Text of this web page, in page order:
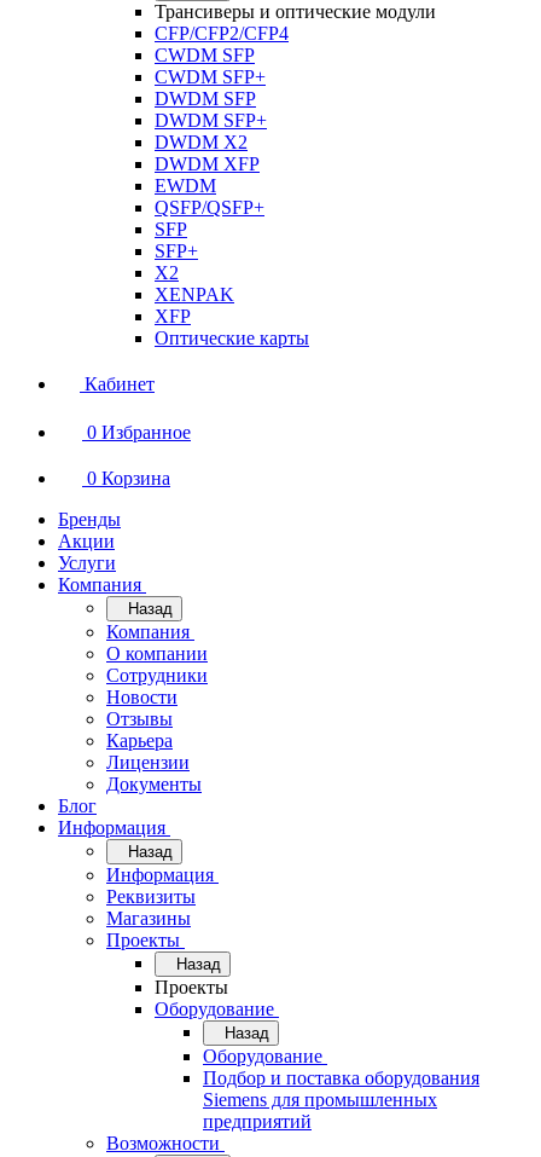
Трансиверы и оптические модули
CFP/CFP2/CFP4
CWDM SFP
CWDM SFP+
DWDM SFP
DWDM SFP+
DWDM X2
DWDM XFP
EWDM
QSFP/QSFP+
SFP
SFP+
X2
XENPAK
XFP
Оптические карты
Кабинет
0 Избранное
0 Корзина
Бренды
Акции
Услуги
Компания
Назад
Компания
О компании
Сотрудники
Новости
Отзывы
Карьера
Лицензии
Документы
Блог
Информация
Назад
Информация
Реквизиты
Магазины
Проекты
Назад
Проекты
Оборудование
Назад
Оборудование
Подбор и поставка оборудования
Siemens для промышленных
предприятий
Возможности